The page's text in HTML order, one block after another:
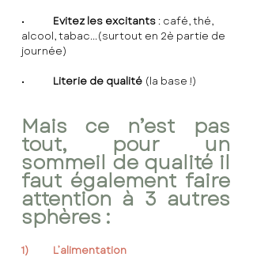
Evitez les excitants : café, thé,
alcool, tabac...(surtout en 2è partie de
journée)
Literie de qualité (la base !)
Mais ce n’est pas
tout, pour un
sommeil de qualité il
faut également faire
attention à 3 autres
sphères :
1)	L’alimentation